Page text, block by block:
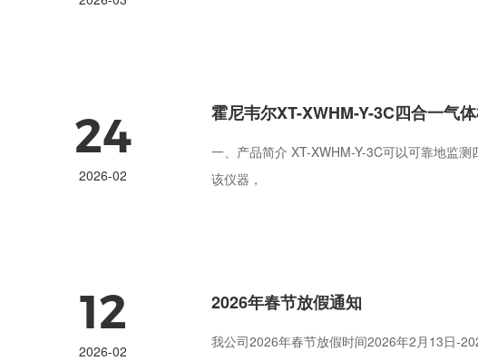
24
2026-02
霍尼韦尔XT-XWHM-Y-3C四合一气
一、产品简介 XT-XWHM-Y-3C可以可靠地监
该仪器，
12
2026-02
2026年春节放假通知
我公司2026年春节放假时间2026年2月13日-